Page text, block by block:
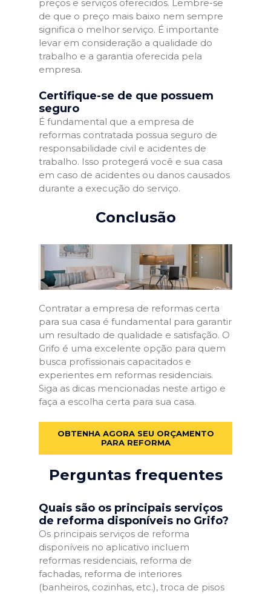
preços e serviços oferecidos. Lembre-se
de que o preço mais baixo nem sempre
significa o melhor serviço. É importante
levar em consideração a qualidade do
trabalho e a garantia oferecida pela
empresa.
Certifique-se de que possuem
seguro
É fundamental que a empresa de
reformas contratada possua seguro de
responsabilidade civil e acidentes de
trabalho. Isso protegerá você e sua casa
em caso de acidentes ou danos causados
durante a execução do serviço.
Conclusão
Contratar a empresa de reformas certa
para sua casa é fundamental para garantir
um resultado de qualidade e satisfação. O
Grifo é uma excelente opção para quem
busca profissionais capacitados e
experientes em reformas residenciais.
Siga as dicas mencionadas neste artigo e
faça a escolha certa para sua casa.
OBTENHA AGORA SEU ORÇAMENTO
PARA REFORMA
Perguntas frequentes
Quais são os principais serviços
de reforma disponíveis no Grifo?
Os principais serviços de reforma
disponíveis no aplicativo incluem
reformas residenciais, reforma de
fachadas, reforma de interiores
(banheiros, cozinhas, etc.), troca de pisos